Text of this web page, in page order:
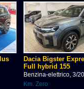
Dacia Bigster
Full hybrid 155
Benzina-elettrico, 3/
Km. Zero